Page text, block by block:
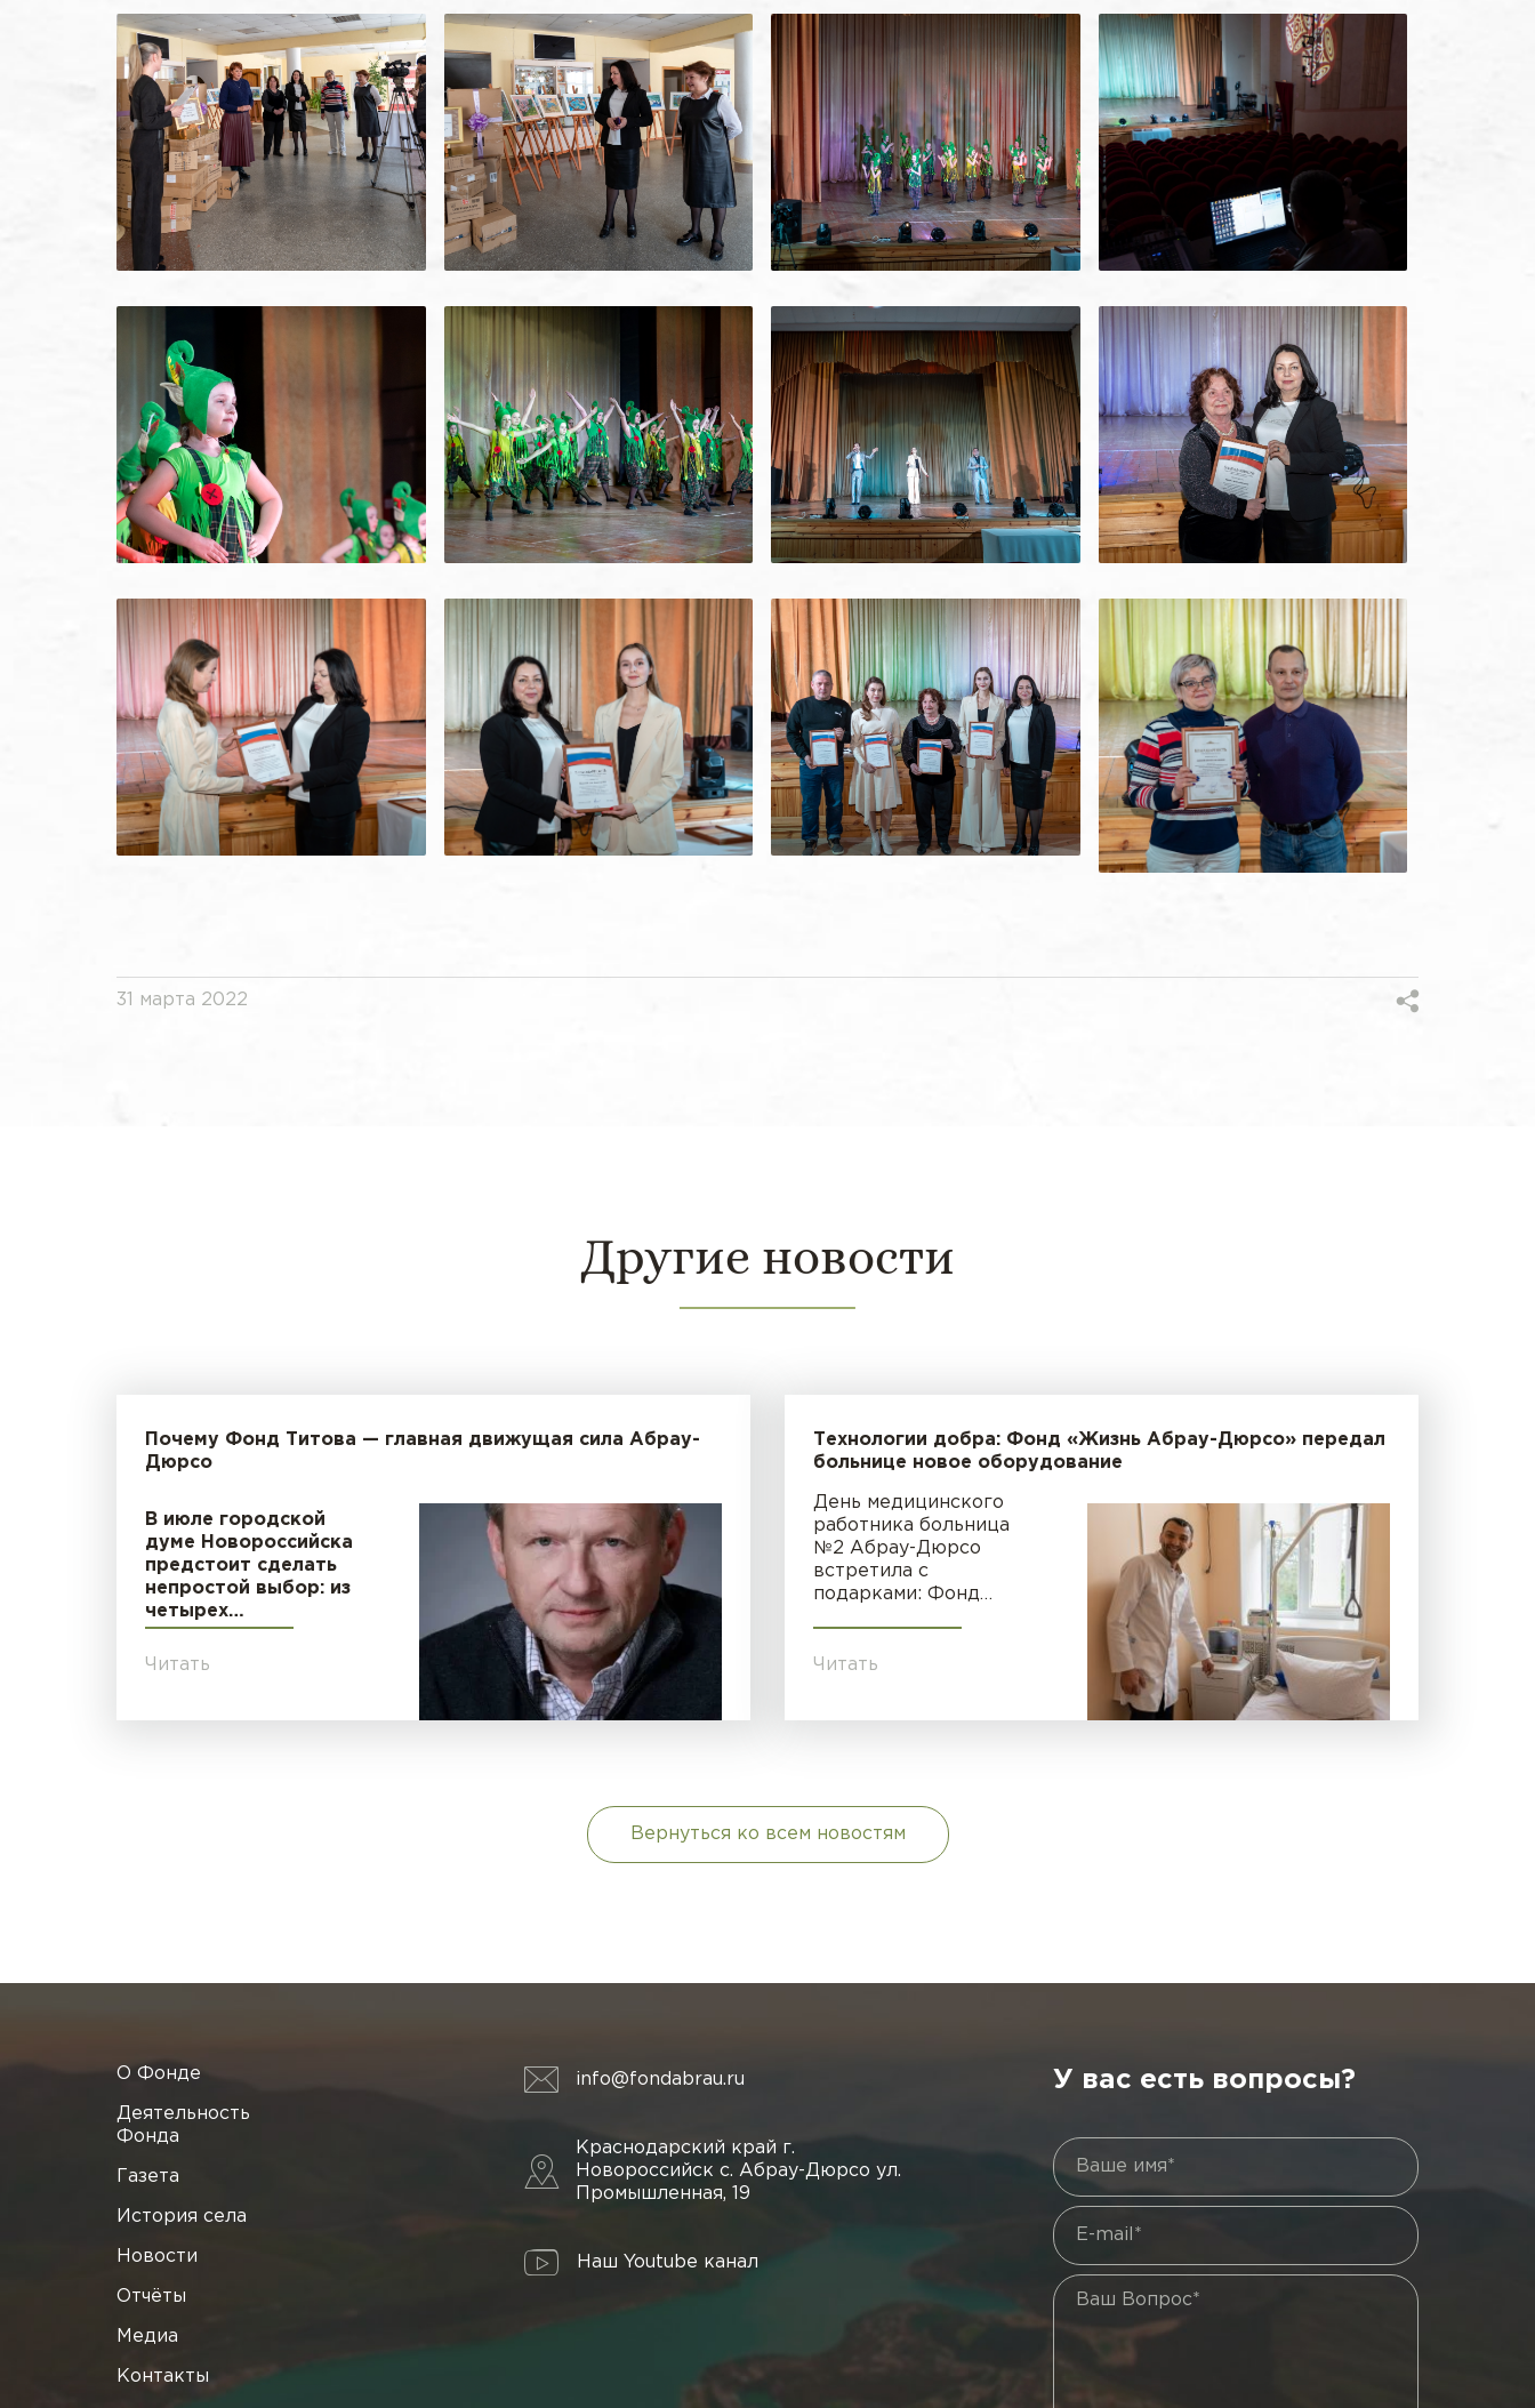
31 марта 2022
Другие новости
Почему Фонд Титова — главная движущая сила Абрау-
Дюрсо
В июле городской
думе Новороссийска
предстоит сделать
непростой выбор: из
четырех…
Читать
Технологии добра: Фонд «Жизнь Абрау-Дюрсо» передал
больнице новое оборудование
День медицинского
работника больница
№2 Абрау-Дюрсо
встретила с
подарками: Фонд…
Читать
Вернуться ко всем новостям
О Фонде
Деятельность
Фонда
Газета
История села
Новости
Отчёты
Медиа
Контакты
info@fondabrau.ru
Краснодарский край г.
Новороссийск с. Абрау-Дюрсо ул.
Промышленная, 19
Наш Youtube канал
У вас есть вопросы?
Ваше имя*
E-mail*
Ваш Вопрос*